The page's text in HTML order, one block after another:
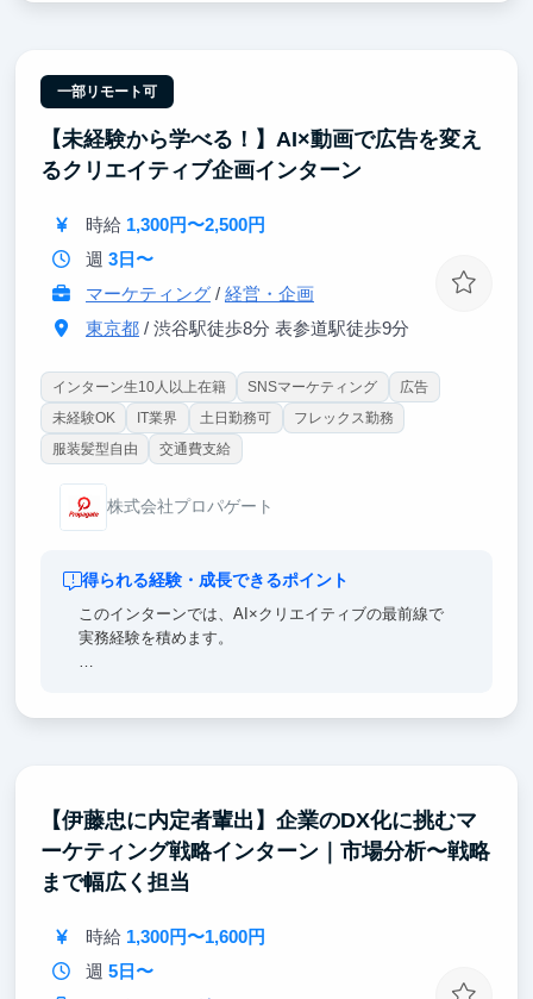
や企画の意思決定に関わる機会が増え、SNS施策が顧
客獲得や売上にどう繋がるかという事業視点も養われ
ます。これらは就活で語りやすい実務経験となり、過
去のインターン生は博報堂やリクルートなど大手企業
に多数内定しています。
一部リモート可
【未経験から学べる！】AI×動画で広告を変え
るクリエイティブ企画インターン
時給 1,300円〜2,500円
週 3日〜
マーケティング/ 経営・企画
東京都/ 渋谷駅徒歩8分 表参道駅徒歩9分
インターン生10人以上在籍 SNSマーケティング
広告
未経験OK
IT業界 土日勤務可
フレックス勤務
服装髪型自由
交通費支給
株式会社プロパゲート
得られる経験・成長できるポイント
このインターンでは、AI×クリエイティブの最前線で
実務経験を積めます。
でなく、チームを動かすディレクション力も養われま
す。
【伊藤忠に内定者輩出】企業のDX化に挑むマ
ーケティング戦略インターン｜市場分析〜戦略
まで幅広く担当
時給 1,300円〜1,600円
週 5日〜